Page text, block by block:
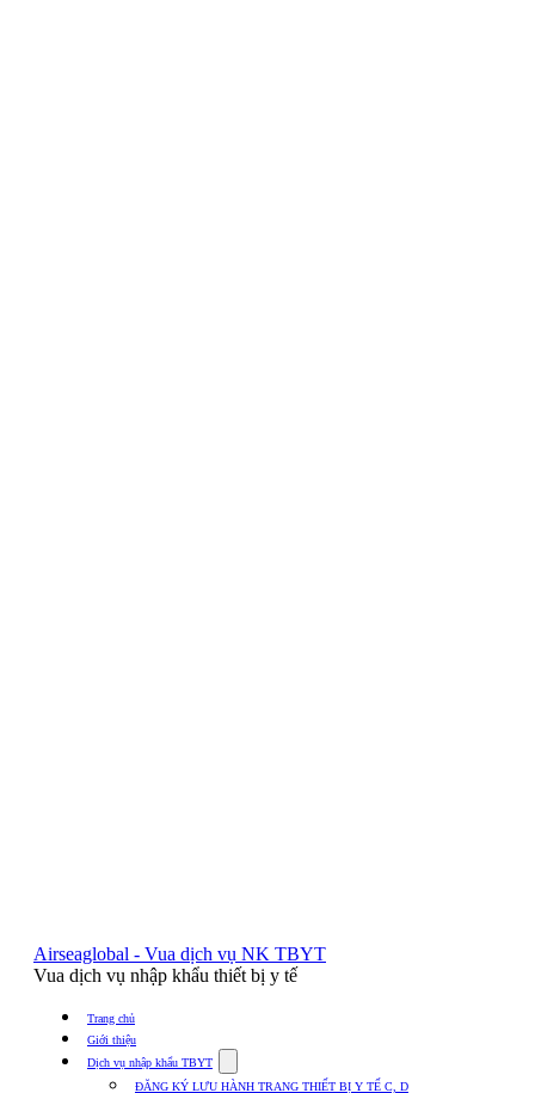
Airseaglobal - Vua dịch vụ NK TBYT
Vua dịch vụ nhập khẩu thiết bị y tế
Trang chủ
Giới thiệu
Dịch vụ nhập khẩu TBYT
submenu
ĐĂNG KÝ LƯU HÀNH TRANG THIẾT BỊ Y TẾ C, D